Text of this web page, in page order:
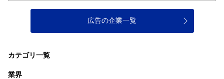
広告の企業一覧
カテゴリ一覧
業界